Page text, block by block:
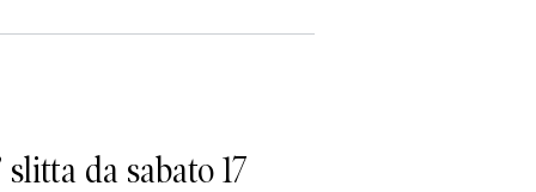
da sabato 17